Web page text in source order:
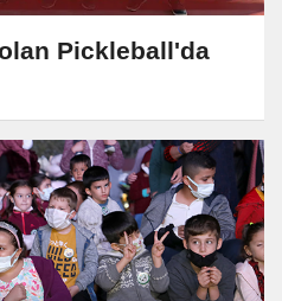
Pickleball'da